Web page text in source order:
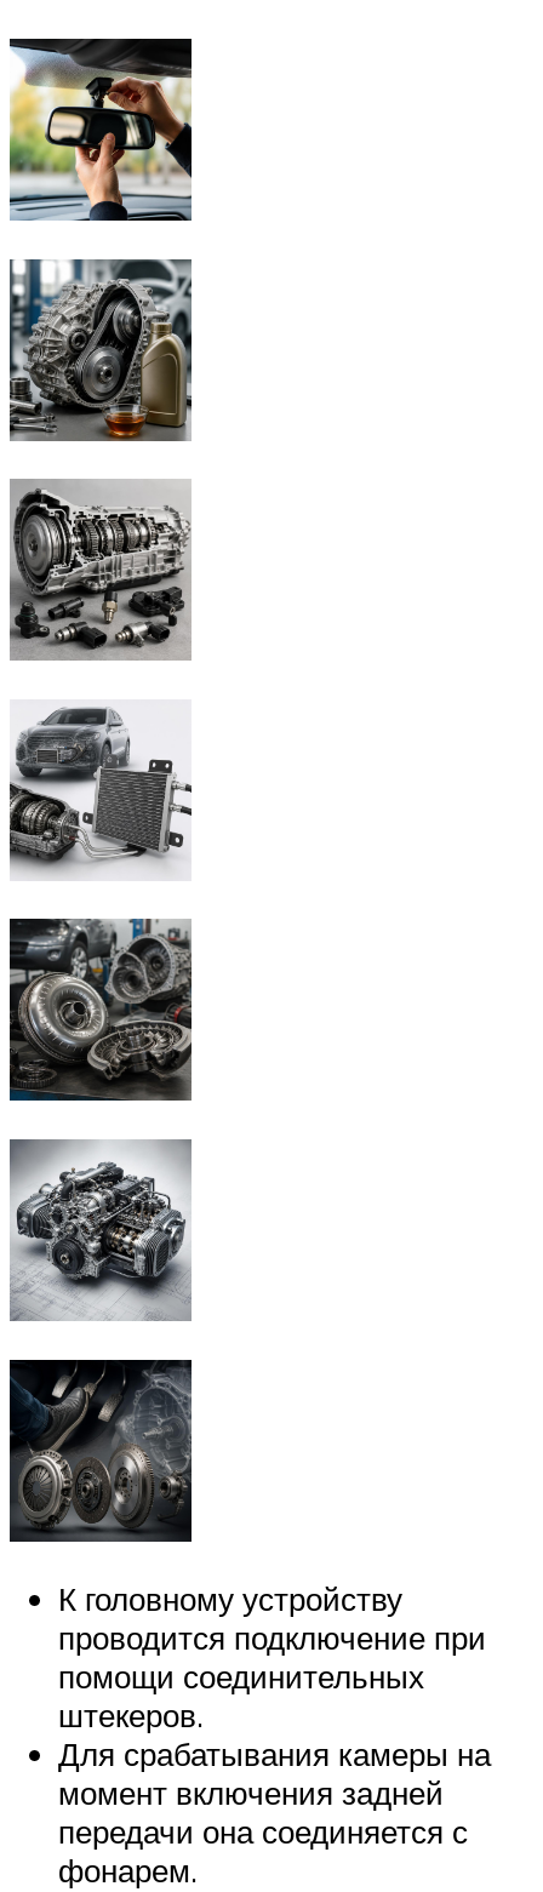
К головному устройству
проводится подключение при
помощи соединительных
штекеров.
Для срабатывания камеры на
момент включения задней
передачи она соединяется с
фонарем.